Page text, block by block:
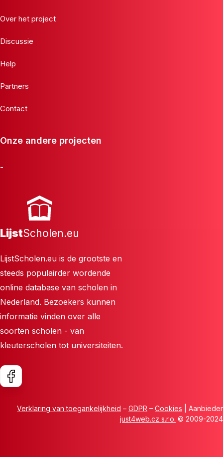
Over het project
Discussie
Help
Partners
Contact
Onze andere projecten
-
LijstScholen.eu
LijstScholen.eu is de grootste en
steeds populairder wordende
online database van scholen in
Nederland. Bezoekers kunnen
informatie vinden over alle
soorten scholen - van
kleuterscholen tot universiteiten.
Verklaring van toegankelijkheid – GDPR – Cookies | Aanbieder
just4web.cz s.r.o. © 2009-2024